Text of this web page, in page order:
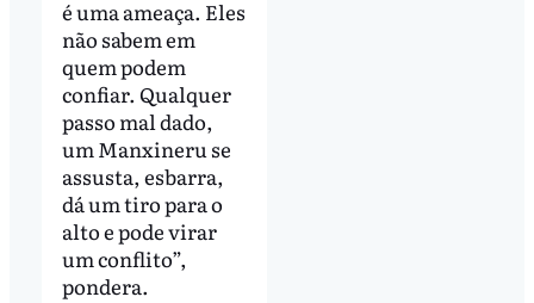
é uma ameaça. Eles
não sabem em
quem podem
confiar. Qualquer
passo mal dado,
um Manxineru se
assusta, esbarra,
dá um tiro para o
alto e pode virar
um conflito”,
pondera.